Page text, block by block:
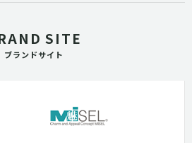
SITE
ブランドサイト